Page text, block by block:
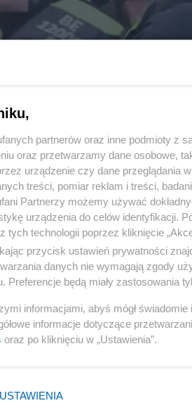
Bąkiewicza i jego
niemieckiej policji
partnerów oraz inne podmioty z
oraz przetwarzamy dane osobowe,
urządzenie czy dane przeglądania
treści, pomiar reklam i treści,
Partnerzy możemy używać
urządzenia do celów identyfikacji.
tych technologii poprzez kliknięcie
przycisk ustawień prywatności
danych nie wymagają zgody
Preferencje będą miały zastosowania
informacjami, abyś mógł
informacje dotyczące
oraz po kliknięciu w „Ustawienia”.
USTAWIENIA